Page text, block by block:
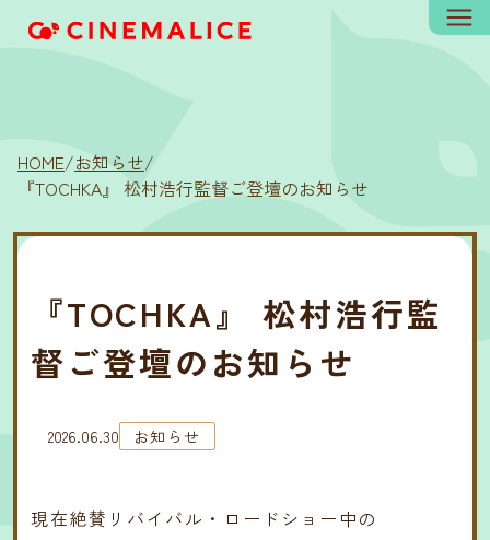
HOME/お知らせ/
『TOCHKA』 松村浩行監督ご登壇のお知らせ
『TOCHKA』 松村浩行監
督ご登壇のお知らせ
2026.06.30 お知らせ
現在絶賛リバイバル・ロードショー中の